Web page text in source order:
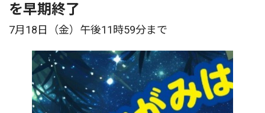
を早期終了
7月18日（金）午後11時59分まで